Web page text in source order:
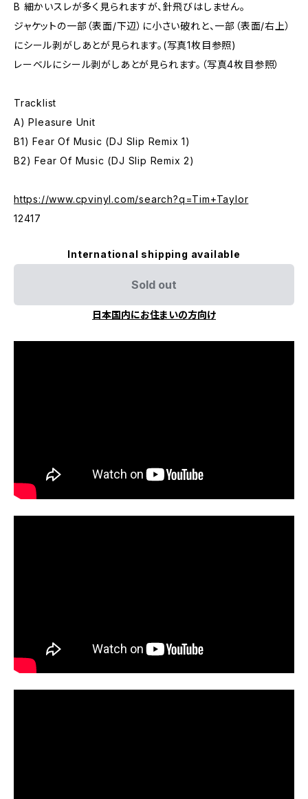
B 細かいスレが多く見られますが、針飛びはしません。
ジャケットの一部（表面/下辺）に小さい破れと、一部（表面/右上）
にシール剥がしあとが見られます。(写真1枚目参照)
レーベルにシール剥がしあとが見られます。（写真4枚目参照）
Tracklist
A) Pleasure Unit
B1) Fear Of Music (DJ Slip Remix 1)
B2) Fear Of Music (DJ Slip Remix 2)
https://www.cpvinyl.com/search?q=Tim+Taylor
12417
International shipping available
Sold out
日本国内にお住まいの方向け